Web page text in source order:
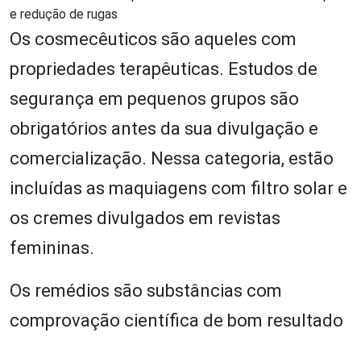
e redução de rugas
Os cosmecêuticos são aqueles com
propriedades terapêuticas. Estudos de
segurança em pequenos grupos são
obrigatórios antes da sua divulgação e
comercialização. Nessa categoria, estão
incluídas as maquiagens com filtro solar e
os cremes divulgados em revistas
femininas.
Os remédios são substâncias com
comprovação científica de bom resultado